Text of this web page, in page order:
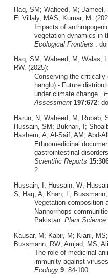
Haq, SM; Waheed, M;
El Villaly, MAS; Kumar, M.
Impacts of
vegetation dynamics in
Ecological Frontiers :
Haq, SM; Waheed, M; Walas,
RW. (2025):
Conserving the critically
hanglu) - Future
under climate change..
Assessment 197:672:
Harun, N; Waheed, M; Rubab,
Hussain, SM; Bukhari, I;
Hashem, A; Al-Saif, AM; Abd-
Ethnomedicinal
gastrointestinal
Scientific Reports
2
Hussain, I; Hussain, W;
S; Haq, A; Khan, L;
Vegetation composition
Nannorrhops
Pakistan. Plant Science
Kausar, M; Kabir, M; Kiani,
Bussmann, RW; Amjad, MS;
The role of medicinal
immunity against
Ecology 9: 84-100